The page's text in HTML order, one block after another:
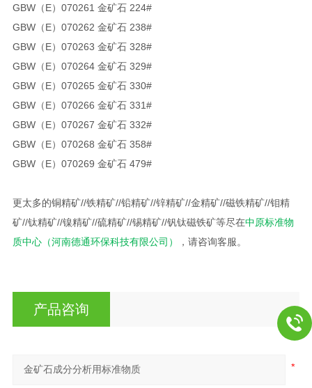
GBW（E）070261 金矿石 224#
GBW（E）070262 金矿石 238#
GBW（E）070263 金矿石 328#
GBW（E）070264 金矿石 329#
GBW（E）070265 金矿石 330#
GBW（E）070266 金矿石 331#
GBW（E）070267 金矿石 332#
GBW（E）070268 金矿石 358#
GBW（E）070269 金矿石 479#
更太多的铜精矿//铁精矿//铅精矿//锌精矿//金精矿//磁铁精矿//钼精
矿//钛精矿//镍精矿//硫精矿//锡精矿//钒钛磁铁矿等尽在中原标准物
质中心（河南德通环保科技有限公司）
，请咨询客服。
产品咨询